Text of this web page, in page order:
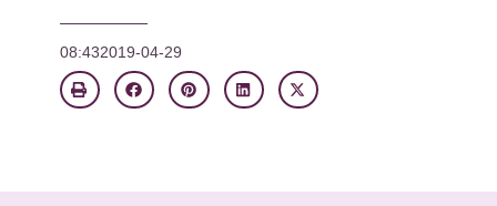
08:432019-04-29